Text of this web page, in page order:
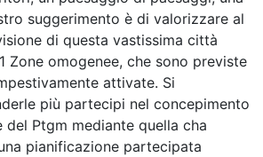
suggerimento è di valorizzare al
di questa vastissima città
Zone omogenee, che sono previste
attivate. Si
più partecipi nel concepimento
del Ptgm mediante quella cha
pianificazione partecipata